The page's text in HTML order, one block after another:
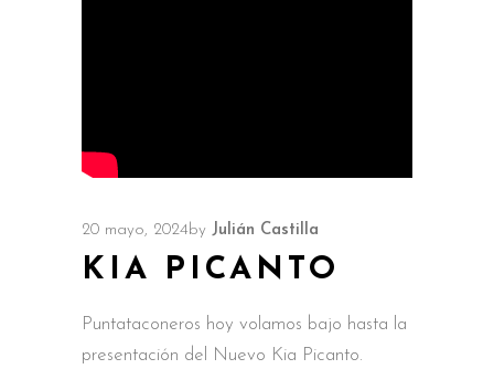
20 mayo, 2024 by Julián Castilla
KIA PICANTO
Puntataconeros hoy volamos bajo hasta la
presentación del Nuevo Kia Picanto.